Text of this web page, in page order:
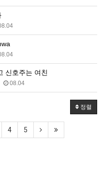
신호주는 여친
08.04
정렬
4 5